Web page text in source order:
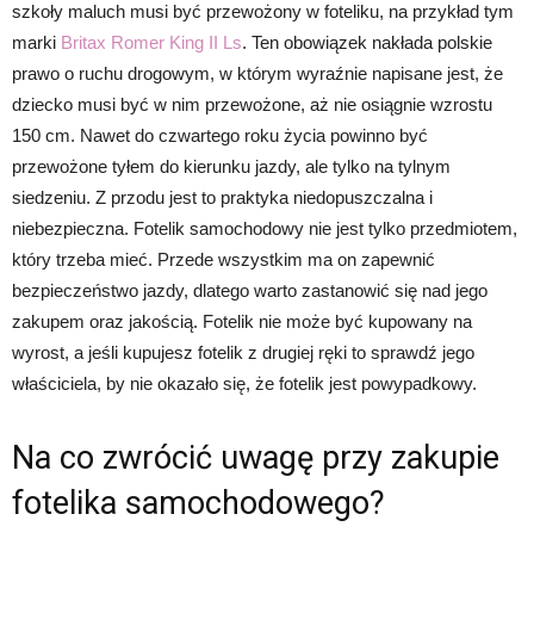
szkoły maluch musi być przewożony w foteliku, na przykład tym
marki Britax Romer King II Ls. Ten obowiązek nakłada polskie
prawo o ruchu drogowym, w którym wyraźnie napisane jest, że
dziecko musi być w nim przewożone, aż nie osiągnie wzrostu
150 cm. Nawet do czwartego roku życia powinno być
przewożone tyłem do kierunku jazdy, ale tylko na tylnym
siedzeniu. Z przodu jest to praktyka niedopuszczalna i
niebezpieczna. Fotelik samochodowy nie jest tylko przedmiotem,
który trzeba mieć. Przede wszystkim ma on zapewnić
bezpieczeństwo jazdy, dlatego warto zastanowić się nad jego
zakupem oraz jakością. Fotelik nie może być kupowany na
wyrost, a jeśli kupujesz fotelik z drugiej ręki to sprawdź jego
właściciela, by nie okazało się, że fotelik jest powypadkowy.
Na co zwrócić uwagę przy zakupie
fotelika samochodowego?